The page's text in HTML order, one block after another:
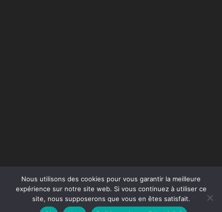
Nous utilisons des cookies pour vous garantir la meilleure
expérience sur notre site web. Si vous continuez à utiliser ce
site, nous supposerons que vous en êtes satisfait.